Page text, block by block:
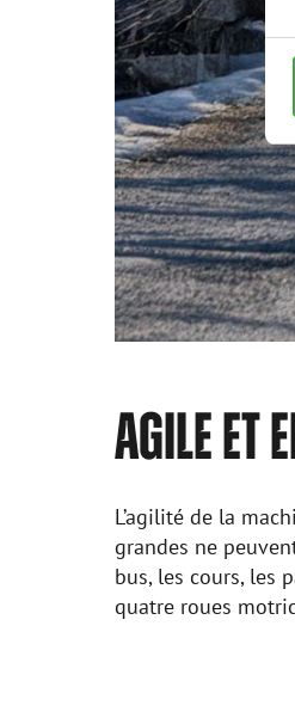
AGILE ET
L’agilité de la
grandes ne
bus, les cours, les
quatre roues